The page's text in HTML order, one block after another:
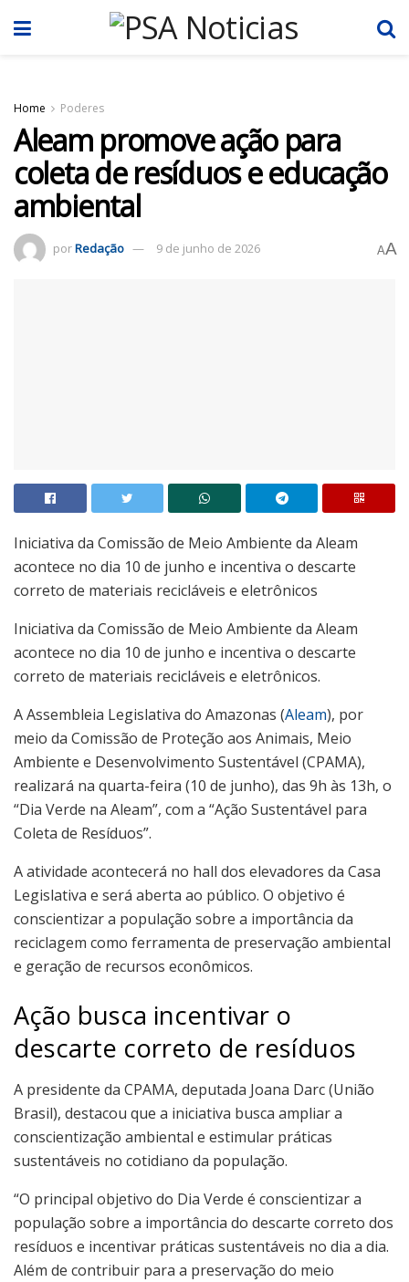
Home Poderes
Aleam promove ação para
coleta de resíduos e educação
ambiental
porRedação 9 de junho de 2026 AA
Iniciativa da Comissão de Meio Ambiente da Aleam
acontece no dia 10 de junho e incentiva o descarte
correto de materiais recicláveis e eletrônicos
Iniciativa da Comissão de Meio Ambiente da Aleam
acontece no dia 10 de junho e incentiva o descarte
correto de materiais recicláveis e eletrônicos.
A Assembleia Legislativa do Amazonas (Aleam), por
meio da Comissão de Proteção aos Animais, Meio
Ambiente e Desenvolvimento Sustentável (CPAMA),
realizará na quarta-feira (10 de junho), das 9h às 13h, o
“Dia Verde na Aleam”, com a “Ação Sustentável para
Coleta de Resíduos”.
A atividade acontecerá no hall dos elevadores da Casa
Legislativa e será aberta ao público. O objetivo é
conscientizar a população sobre a importância da
reciclagem como ferramenta de preservação ambiental
e geração de recursos econômicos.
Ação busca incentivar o
descarte correto de resíduos
A presidente da CPAMA, deputada Joana Darc (União
Brasil), destacou que a iniciativa busca ampliar a
conscientização ambiental e estimular práticas
sustentáveis no cotidiano da população.
“O principal objetivo do Dia Verde é conscientizar a
população sobre a importância do descarte correto dos
resíduos e incentivar práticas sustentáveis no dia a dia.
Além de contribuir para a preservação do meio